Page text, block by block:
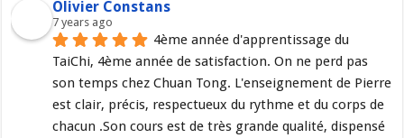
Olivier Constans
7 years ago
4ème année d'apprentissage du
TaiChi, 4ème année de satisfaction. On ne perd pas
son temps chez Chuan Tong. L'enseignement de Pierre
est clair, précis, respectueux du rythme et du corps de
chacun .Son cours est de très grande qualité, dispensé